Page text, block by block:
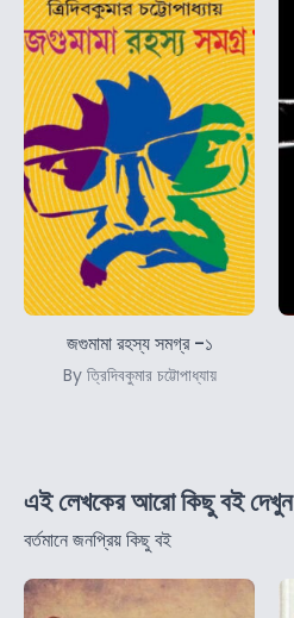
জগুমামা রহস্য সমগ্র -১
By ত্রিদিবকুমার চট্টোপাধ্যায়
এই লেখকের আরো কিছু বই দেখুন
বর্তমানে জনপ্রিয় কিছু বই